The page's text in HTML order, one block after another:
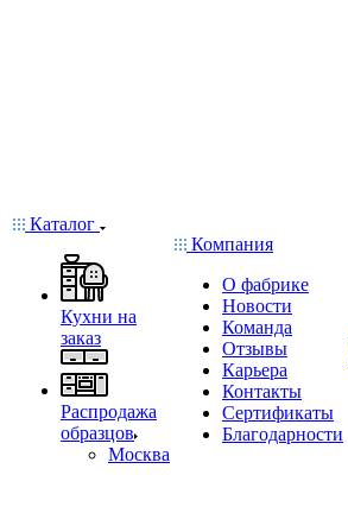
Каталог
Кухни на
заказ
Распродажа
образцов
Москва
Компания
О фабрике
Новости
Команда
Отзывы
Карьера
Контакты
Сертификаты
Благодарности